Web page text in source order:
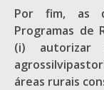
Por fim, as
Programas de
(i) autorizar
áreas rurais